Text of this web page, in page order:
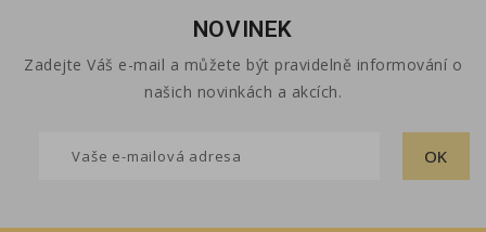
NOVINEK
Zadejte Váš e-mail a můžete být pravidelně informování o
našich novinkách a akcích.